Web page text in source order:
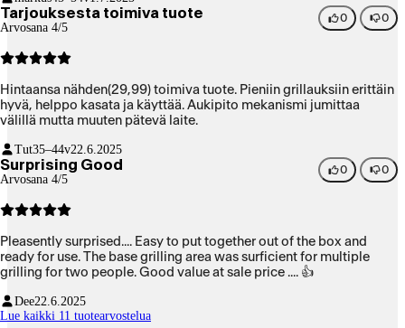
Tarjouksesta toimiva tuote
Arvosana 4/5
0 0
Hintaansa nähden(29,99) toimiva tuote. Pieniin grillauksiin erittäin
hyvä, helppo kasata ja käyttää. Aukipito mekanismi jumittaa
välillä mutta muuten pätevä laite.
Tut35–44v22.6.2025
Surprising Good
Arvosana 4/5
0 0
Pleasently surprised.... Easy to put together out of the box and
ready for use. The base grilling area was surficient for multiple
grilling for two people. Good value at sale price .... 👍
Dee22.6.2025
Lue kaikki 11 tuotearvostelua